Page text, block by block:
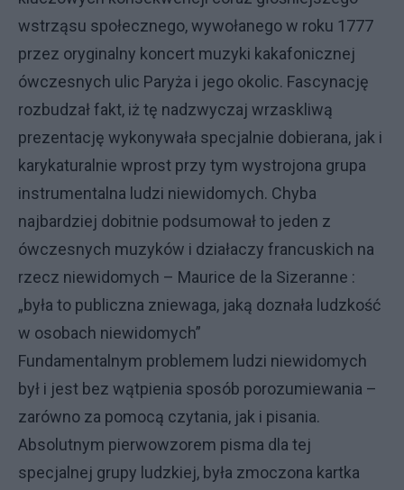
wstrząsu społecznego, wywołanego w roku 1777
przez oryginalny koncert muzyki kakafonicznej
ówczesnych ulic Paryża i jego okolic. Fascynację
rozbudzał fakt, iż tę nadzwyczaj wrzaskliwą
prezentację wykonywała specjalnie dobierana, jak i
karykaturalnie wprost przy tym wystrojona grupa
instrumentalna ludzi niewidomych. Chyba
najbardziej dobitnie podsumował to jeden z
ówczesnych muzyków i działaczy francuskich na
rzecz niewidomych – Maurice de la Sizeranne :
„była to publiczna zniewaga, jaką doznała ludzkość
w osobach niewidomych”
Fundamentalnym problemem ludzi niewidomych
był i jest bez wątpienia sposób porozumiewania –
zarówno za pomocą czytania, jak i pisania.
Absolutnym pierwowzorem pisma dla tej
specjalnej grupy ludzkiej, była zmoczona kartka